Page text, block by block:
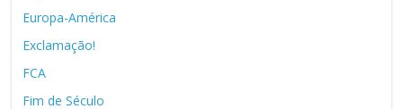
Europa-América
Exclamação!
FCA
Fim de Século